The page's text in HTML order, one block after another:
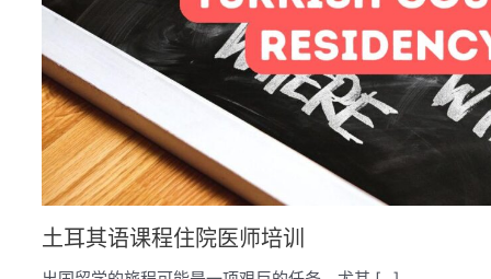
土耳其语课程住院医师培训